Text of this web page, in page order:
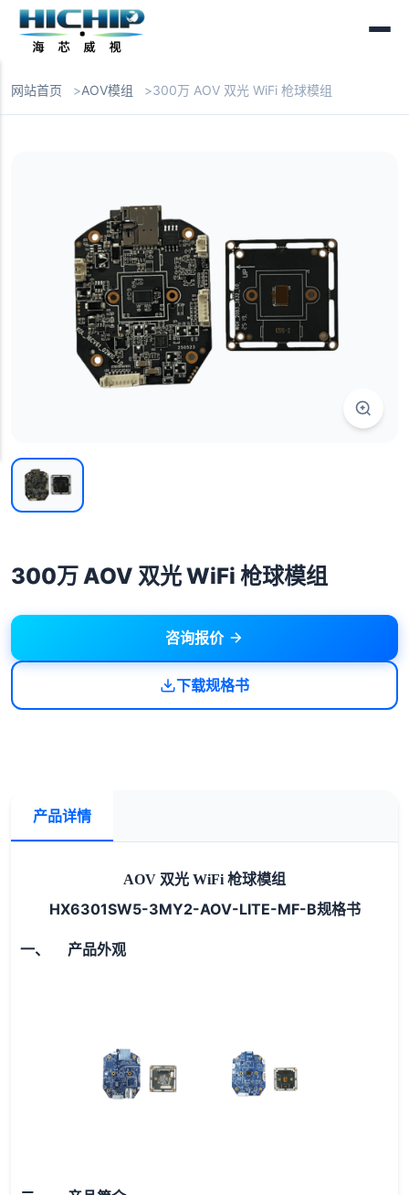
网站首页 AOV模组 300万 AOV 双光 WiFi 枪球模组
300万 AOV 双光 WiFi 枪球模组
咨询报价
下载规格书
产品详情
AOV 双光 WiFi 枪球模组
HX6301SW5-3MY2-AOV-LITE-MF-B规格书
一、 产品外观